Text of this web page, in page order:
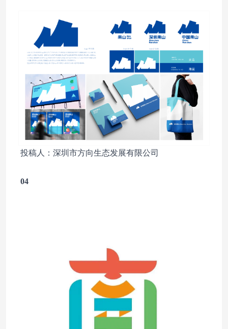
投稿人：深圳市方向生态发展有限公司
04